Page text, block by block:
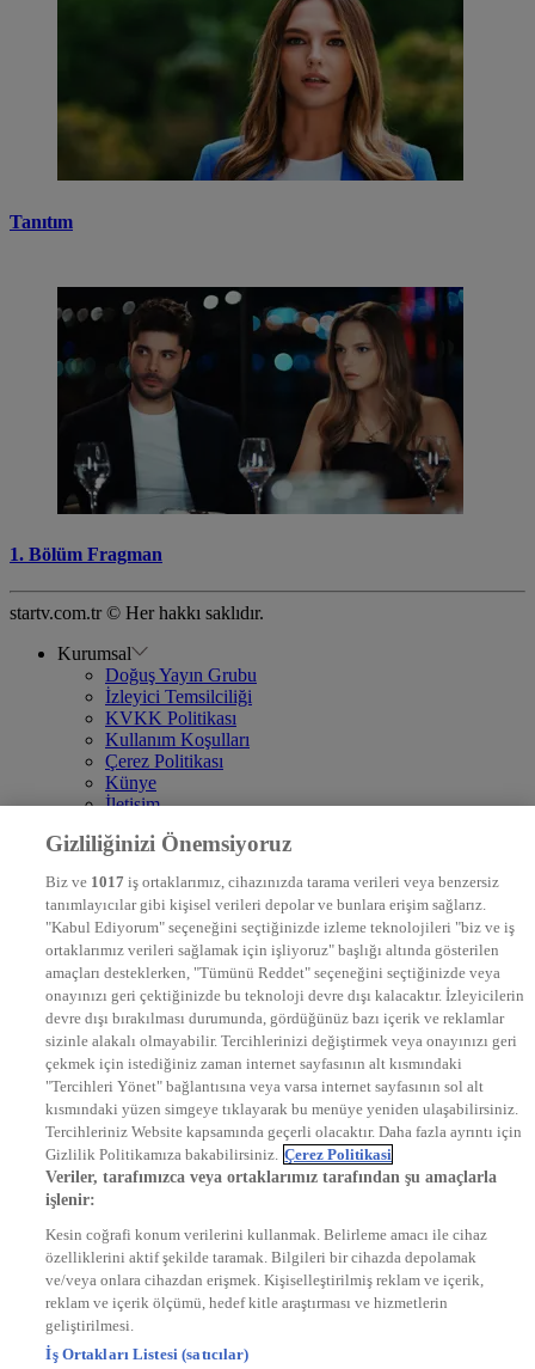
Tanıtım
1. Bölüm Fragman
startv.com.tr © Her hakkı saklıdır.
Kurumsal
Doğuş Yayın Grubu
İzleyici Temsilciliği
KVKK Politikası
Kullanım Koşulları
Çerez Politikası
Künye
İletişim
DYG Televizyonlar
STAR
EURO STAR
KRAL POP TV
DYG Radyolar
NTV RADYO
KRAL FM
KRAL POP
EKSEN
VOYAGE
DYG Dijital
ntv.com.tr
ntvspor.net
secim.ntv.com.tr
startv.com.tr
kralmuzik.com.tr
Gizliliğinizi Önemsiyoruz
Biz ve 1017 iş ortaklarımız, cihazınızda tarama verileri veya benzersiz
tanımlayıcılar gibi kişisel verileri depolar ve bunlara erişim sağlarız.
"Kabul Ediyorum" seçeneğini seçtiğinizde izleme teknolojileri "biz ve iş
ortaklarımız verileri sağlamak için işliyoruz" başlığı altında gösterilen
amaçları desteklerken, "Tümünü Reddet" seçeneğini seçtiğinizde veya
onayınızı geri çektiğinizde bu teknoloji devre dışı kalacaktır. İzleyicilerin
devre dışı bırakılması durumunda, gördüğünüz bazı içerik ve reklamlar
sizinle alakalı olmayabilir. Tercihlerinizi değiştirmek veya onayınızı geri
çekmek için istediğiniz zaman internet sayfasının alt kısmındaki
"Tercihleri Yönet" bağlantısına veya varsa internet sayfasının sol alt
kısmındaki yüzen simgeye tıklayarak bu menüye yeniden ulaşabilirsiniz.
Tercihleriniz Website kapsamında geçerli olacaktır. Daha fazla ayrıntı için
Gizlilik Politikamıza bakabilirsiniz. Çerez Politikasi
Veriler, tarafımızca veya ortaklarımız tarafından şu amaçlarla
işlenir:
Kesin coğrafi konum verilerini kullanmak. Belirleme amacı ile cihaz
özelliklerini aktif şekilde taramak. Bilgileri bir cihazda depolamak
ve/veya onlara cihazdan erişmek. Kişiselleştirilmiş reklam ve içerik,
reklam ve içerik ölçümü, hedef kitle araştırması ve hizmetlerin
geliştirilmesi.
İş Ortakları Listesi (satıcılar)